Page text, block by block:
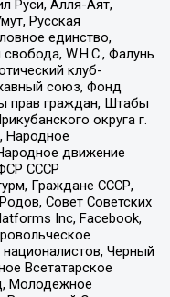
Руси, Алля-Аят,
Русская
единство,
W.H.С., Фалунь
клуб-
союз, Фонд
прав граждан, Штабы
округа г.
Народное
движение
СССР
Граждане СССР,
Совет Советских
Inc, Facebook,
Черный
Всетатарское
Молодежное